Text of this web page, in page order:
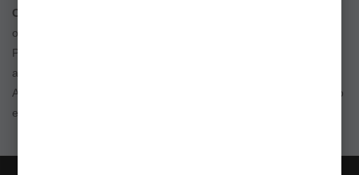
Combo-urile RAM Mounts ajustabile
optimă pentru acces rapid și vizibilitate clară.
Potrivite pentru pescuit și sporturi nautice, aceste suporturi
asigură un control mai bun al dispozitivelor.
Alege
pentru o organizare eficientă și o
experiență sigură pe apă!